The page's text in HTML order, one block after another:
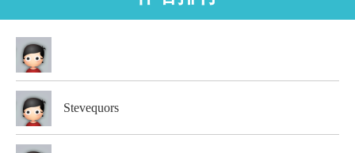
Stevequors